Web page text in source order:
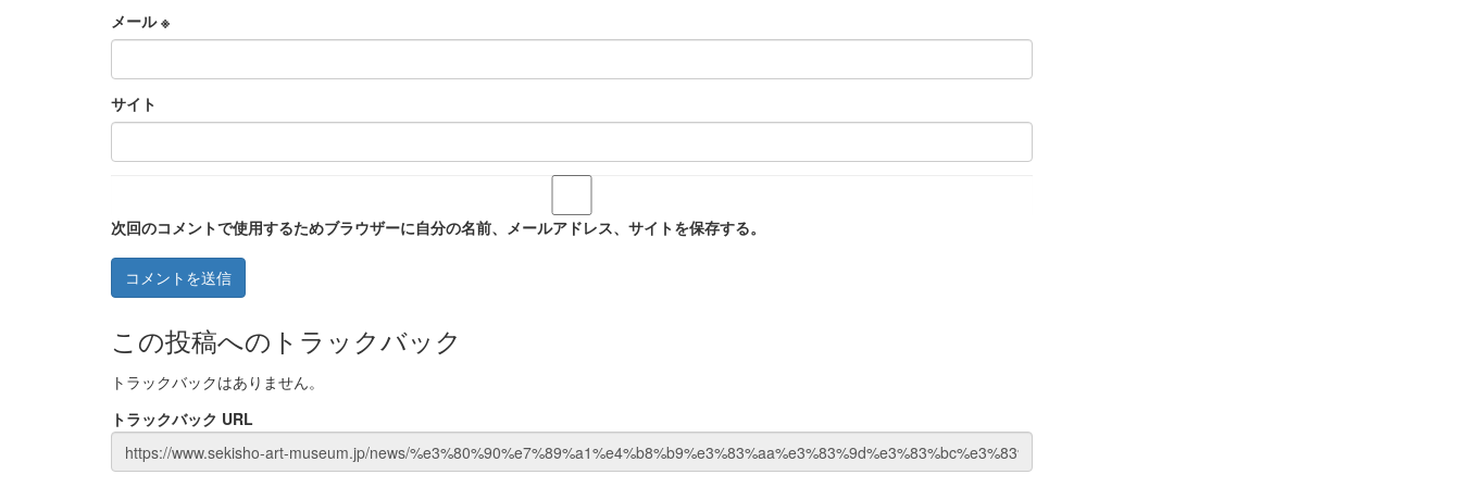
メール※
サイト
次回のコメントで使用するためブラウザーに自分の名前、メールアドレス、サイトを保存する。
この投稿へのトラックバック
トラックバックはありません。
トラックバック URL